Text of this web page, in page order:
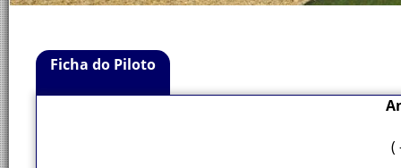
Ficha do Piloto
(